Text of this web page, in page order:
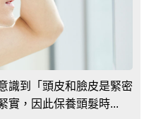
識到「頭皮和臉皮是緊密
實，因此保養頭髮時...